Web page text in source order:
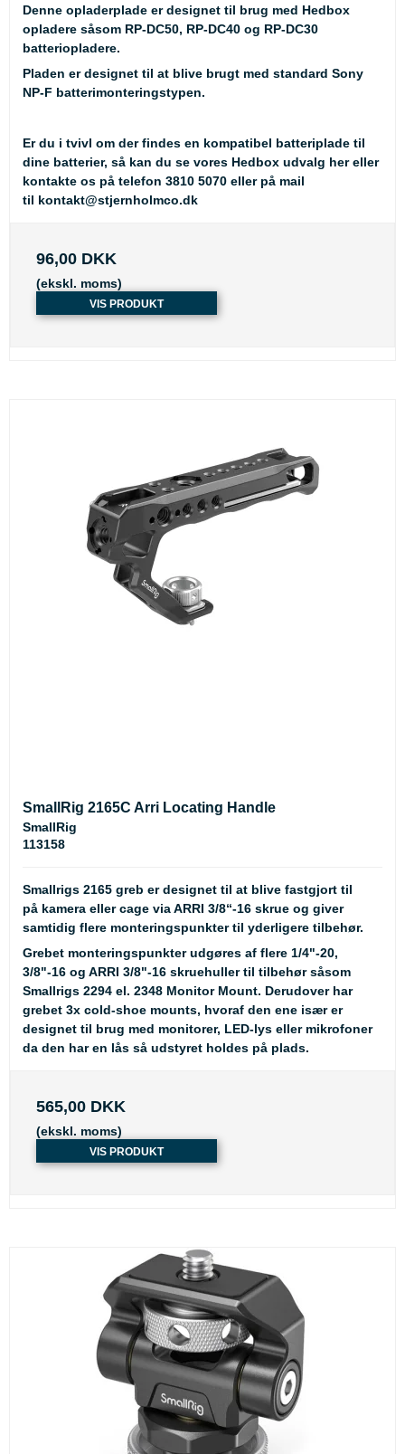
Denne opladerplade er designet til brug med Hedbox
opladere såsom RP-DC50, RP-DC40 og RP-DC30
batteriopladere.
Pladen er designet til at blive brugt med standard Sony
NP-F batterimonteringstypen.
Er du i tvivl om der findes en kompatibel batteriplade til
dine batterier, så kan du se vores Hedbox udvalg hereller
kontakte os på telefon 3810 5070 eller på mail
til kontakt@stjernholmco.dk
96,00 DKK
(ekskl. moms)
VIS PRODUKT
SmallRig 2165C Arri Locating Handle
SmallRig
113158
Smallrigs 2165 greb er designet til at blive fastgjort til
på kamera eller cage via ARRI 3/8“-16 skrue og giver
samtidig flere monteringspunkter til yderligere tilbehør.
Grebet monteringspunkter udgøres af flere 1/4"-20,
3/8"-16 og ARRI 3/8"-16 skruehuller til tilbehør såsom
Smallrigs 2294 el. 2348 Monitor Mount. Derudover har
grebet 3x cold-shoe mounts, hvoraf den ene især er
designet til brug med monitorer, LED-lys eller mikrofoner
da den har en lås så udstyret holdes på plads.
565,00 DKK
(ekskl. moms)
VIS PRODUKT